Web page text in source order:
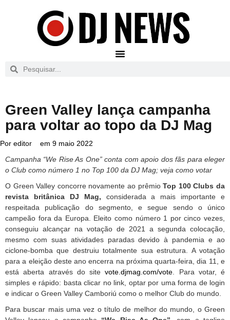
Green Valley lança campanha
para voltar ao topo da DJ Mag
Por editor em 9 maio 2022
Campanha “We Rise As One” conta com apoio dos fãs para eleger
o Club como número 1 no Top 100 da DJ Mag; veja como votar
O Green Valley concorre novamente ao prêmioTop 100 Clubs da
revista britânica DJ Mag, considerada a mais importante e
respeitada publicação do segmento, e segue sendo o único
campeão fora da Europa. Eleito como número 1 por cinco vezes,
conseguiu alcançar na votação de 2021 a segunda colocação,
mesmo com suas atividades paradas devido à pandemia e ao
ciclone-bomba que destruiu totalmente sua estrutura. A votação
para a eleição deste ano encerra na próxima quarta-feira, dia 11, e
está aberta através do sitevote.djmag.com/vote . Para votar, é
simples e rápido: basta clicar no link, optar por uma forma de login
e indicar o Green Valley Camboriú como o melhor Club do mundo.
Para buscar mais uma vez o título de melhor do mundo, o Green